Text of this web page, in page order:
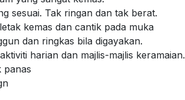
sesuai. Tak ringan dan tak berat.
kemas dan cantik pada muka
dan ringkas bila digayakan.
harian dan majlis-majlis keramaian.
panas